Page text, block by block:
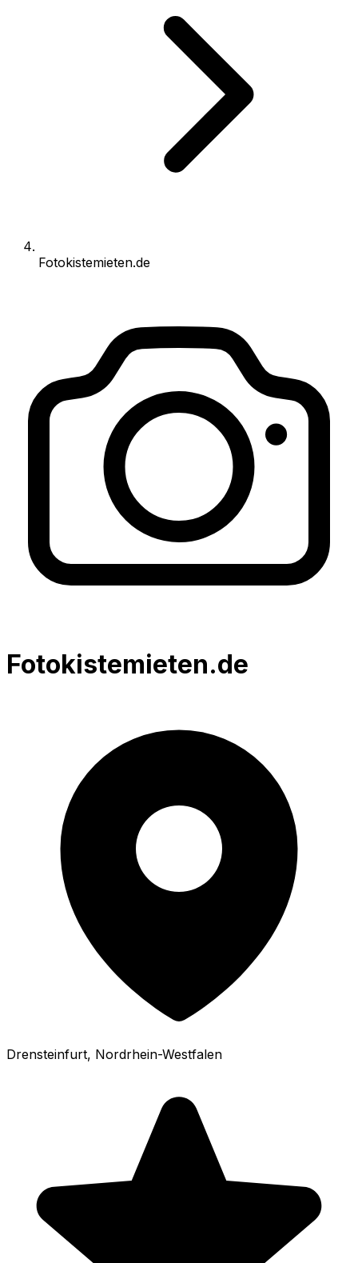
Fotokistemieten.de
Fotokistemieten.de
Drensteinfurt, Nordrhein-Westfalen